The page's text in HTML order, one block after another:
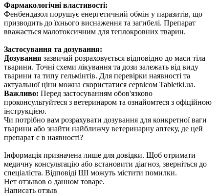
Фармакологічні властивості:
Фенбендазол порушує енергетичний обмін у паразитів, що
призводить до їхнього виснаження та загибелі. Препарат
вважається малотоксичним для теплокровних тварин.
Застосування та дозування:
Дозування зазвичай розраховується відповідно до маси тіла
тварини. Точні схеми лікування та дози залежать від виду
тварини та типу гельмінтів. Для перевірки наявності та
актуальної ціни можна скористатися сервісом Tabletki.ua.
Важливо: Перед застосуванням обов'язково
проконсультуйтеся з ветеринаром та ознайомтеся з офіційною
інструкцією.
Чи потрібно вам розрахувати дозування для конкретної ваги
тварини або знайти найближчу ветеринарну аптеку, де цей
препарат є в наявності?
Інформація призначена лише для довідки. Щоб отримати
медичну консультацію або встановити діагноз, зверніться до
спеціаліста. Відповіді ШІ можуть містити помилки.
Нет отзывов о данном товаре.
Написать отзыв